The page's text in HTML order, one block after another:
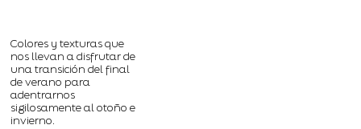
Colores y texturas que
nos llevan a disfrutar de
una transición del final
de verano para
adentrarnos
sigilosamente al otoño e
invierno.